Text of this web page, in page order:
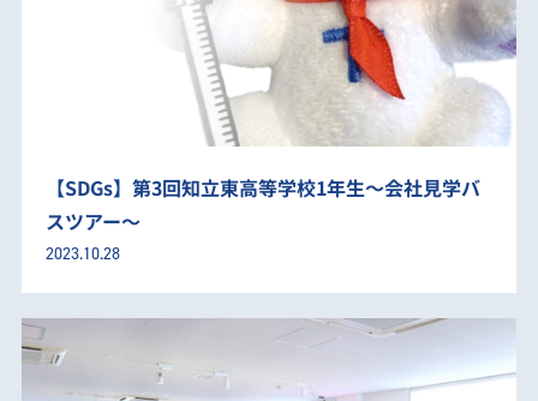
【SDGs】第3回知立東高等学校1年生～会社見学バ
スツアー～
2023.10.28